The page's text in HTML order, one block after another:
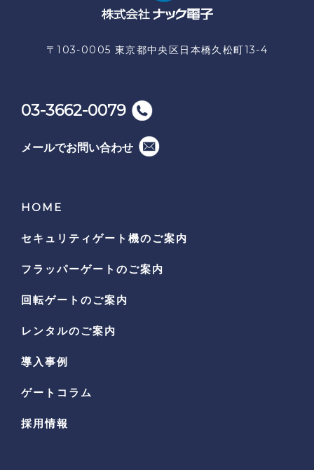
〒103-0005 東京都中央区日本橋久松町13-4
03-3662-0079
メールでお問い合わせ
HOME
セキュリティゲート機のご案内
フラッパーゲートのご案内
回転ゲートのご案内
レンタルのご案内
導入事例
ゲートコラム
採用情報